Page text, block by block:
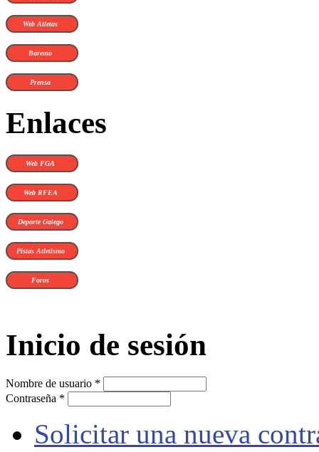
Web Atletas
Baremo
Prensa
Enlaces
Web FGA
Web RFEA
Deporte Galego
Pistas Atletismo
Foros
Inicio de sesión
Nombre de usuario *
Contraseña *
Solicitar una nueva